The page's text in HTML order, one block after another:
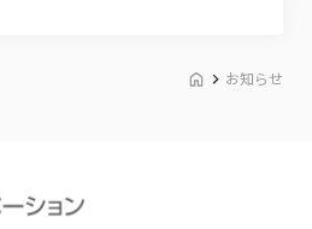
お知らせ